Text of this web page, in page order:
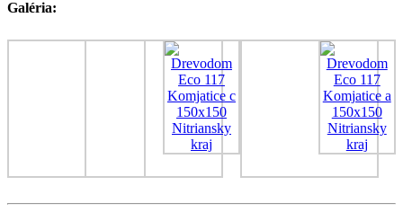
Galéria: